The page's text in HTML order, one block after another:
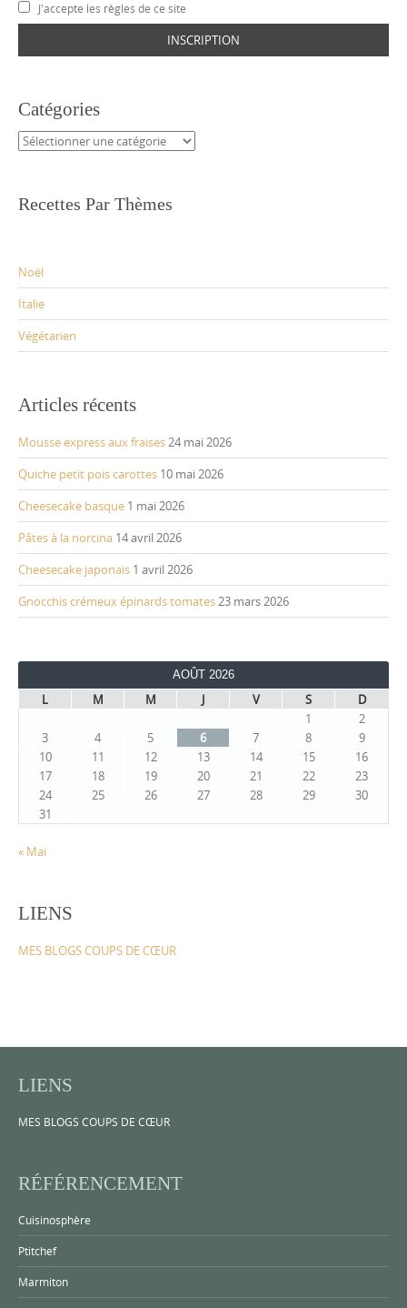
J'accepte les règles de ce site
Catégories
Catégories
Recettes Par Thèmes
Noël
Italie
Végétarien
Articles récents
Mousse express aux fraises24 mai 2026
Quiche petit pois carottes 10 mai 2026
Cheesecake basque 1 mai 2026
Pâtes à la norcina 14 avril 2026
Cheesecake japonais 1 avril 2026
Gnocchis crémeux épinards tomates23 mars 2026
AOÛT 2026
L M M J V S
D
1
2
3
4 5 6 7 8
9
10
11 12 13 14 15
16
17
18 19 20 21 22
23
24
25 26 27 28 29
30
31
« Mai
LIENS
MES BLOGS COUPS DE CŒUR
LIENS
MES BLOGS COUPS DE CŒUR
RÉFÉRENCEMENT
Cuisinosphère
Ptitchef
Marmiton